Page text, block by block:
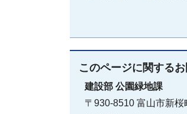
このページに関する
建設部 公園緑地課
〒930-8510 富山市新桜